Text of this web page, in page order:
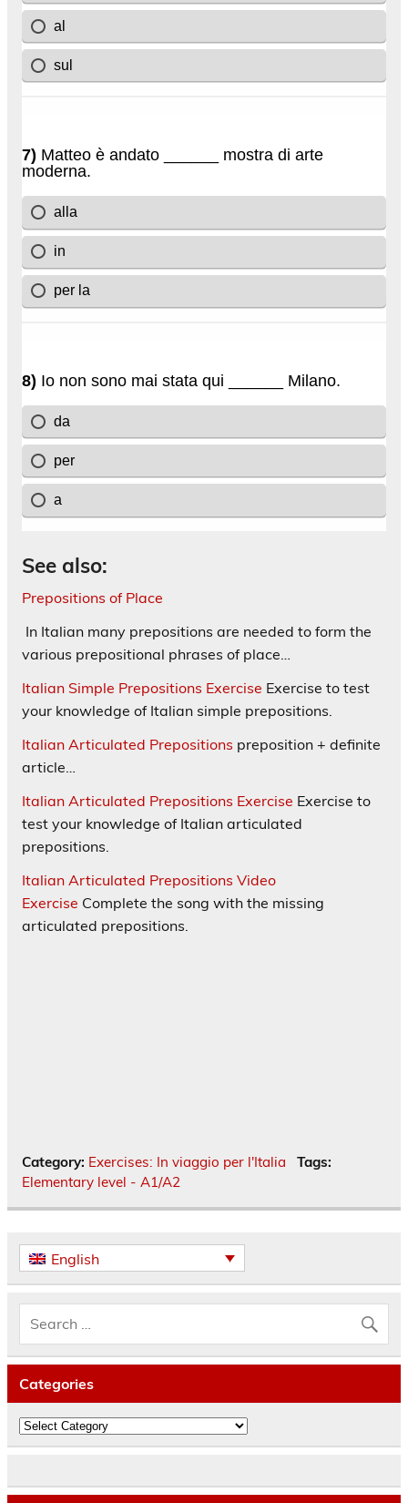
See also:
Prepositions of Place
In Italian many prepositions are needed to form the
various prepositional phrases of place…
Italian Simple Prepositions Exercise Exercise to test
your knowledge of Italian simple prepositions.
Italian Articulated Prepositions preposition + definite
article…
Italian Articulated Prepositions Exercise Exercise to
test your knowledge of Italian articulated
prepositions.
Italian Articulated Prepositions Video
Exercise Complete the song with the missing
articulated prepositions.
Category: Exercises: In viaggio per l'Italia
Tags:
Elementary level - A1/A2
English
Categories
Categories